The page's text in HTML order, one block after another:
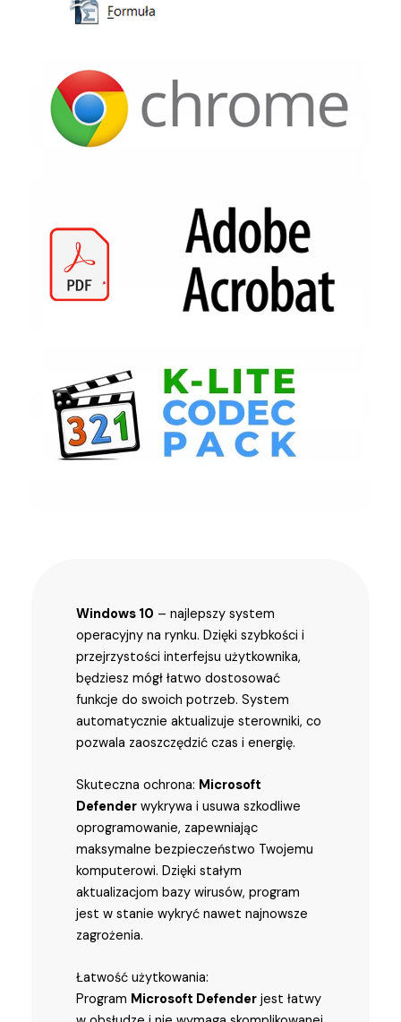
Windows 10 – najlepszy system
operacyjny na rynku. Dzięki szybkości i
przejrzystości interfejsu użytkownika,
będziesz mógł łatwo dostosować
funkcje do swoich potrzeb. System
automatycznie aktualizuje sterowniki, co
pozwala zaoszczędzić czas i energię.
Skuteczna ochrona: Microsoft
Defender wykrywa i usuwa szkodliwe
oprogramowanie, zapewniając
maksymalne bezpieczeństwo Twojemu
komputerowi. Dzięki stałym
aktualizacjom bazy wirusów, program
jest w stanie wykryć nawet najnowsze
zagrożenia.
Łatwość użytkowania:
Program Microsoft Defender jest łatwy